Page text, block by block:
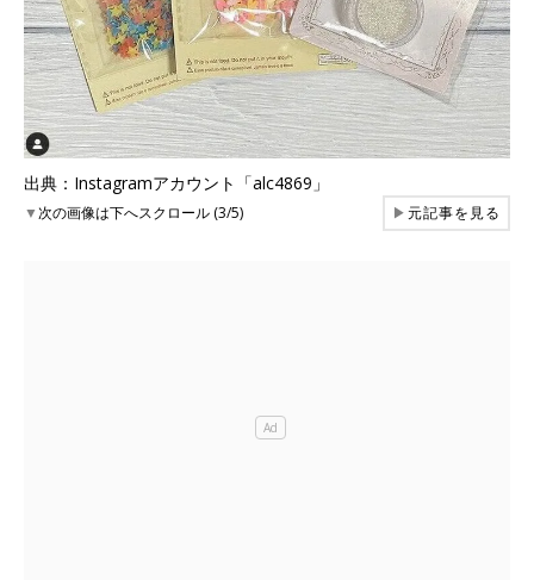
出典：Instagramアカウント「alc4869」
▼次の画像は下へスクロール (3/5) ▶元記事を見る